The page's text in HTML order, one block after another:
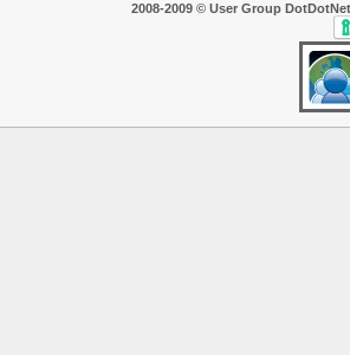
2008-2009 © User Group